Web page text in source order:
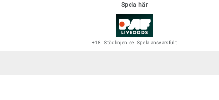
Spela här
+18. Stödlinjen.se. Spela ansvarsfullt